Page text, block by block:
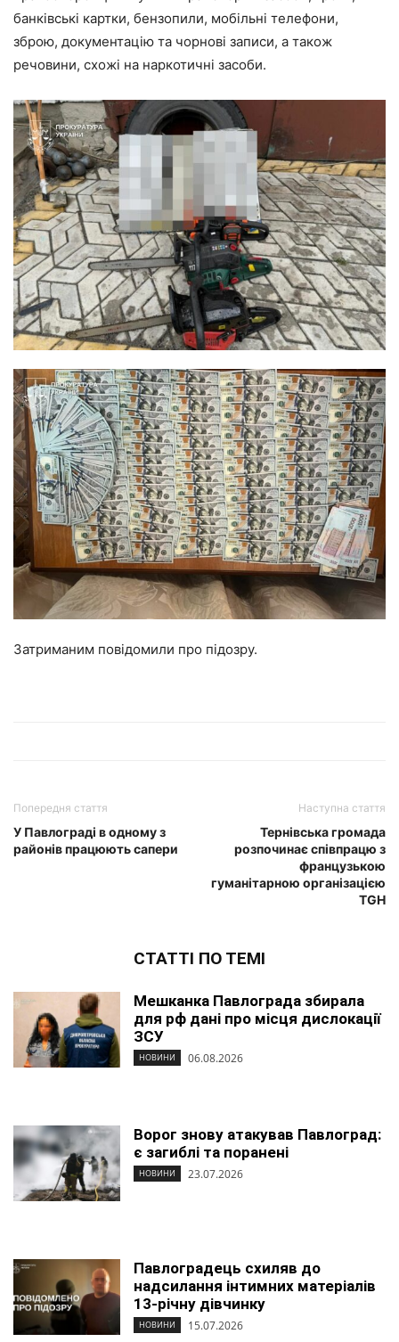
банківські картки, бензопили, мобільні телефони,
зброю, документацію та чорнові записи, а також
речовини, схожі на наркотичні засоби.
Затриманим повідомили про підозру.
Попередня стаття
У Павлограді в одному з
районів працюють сапери
Наступна стаття
Тернівська громада
розпочинає співпрацю з
французькою
гуманітарною організацією
TGH
СТАТТІ ПО ТЕМІ
Мешканка Павлограда збирала
для рф дані про місця дислокації
ЗСУ
НОВИНИ 06.08.2026
Ворог знову атакував Павлоград:
є загиблі та поранені
НОВИНИ 23.07.2026
Павлоградець схиляв до
надсилання інтимних матеріалів
13-річну дівчинку
НОВИНИ 15.07.2026